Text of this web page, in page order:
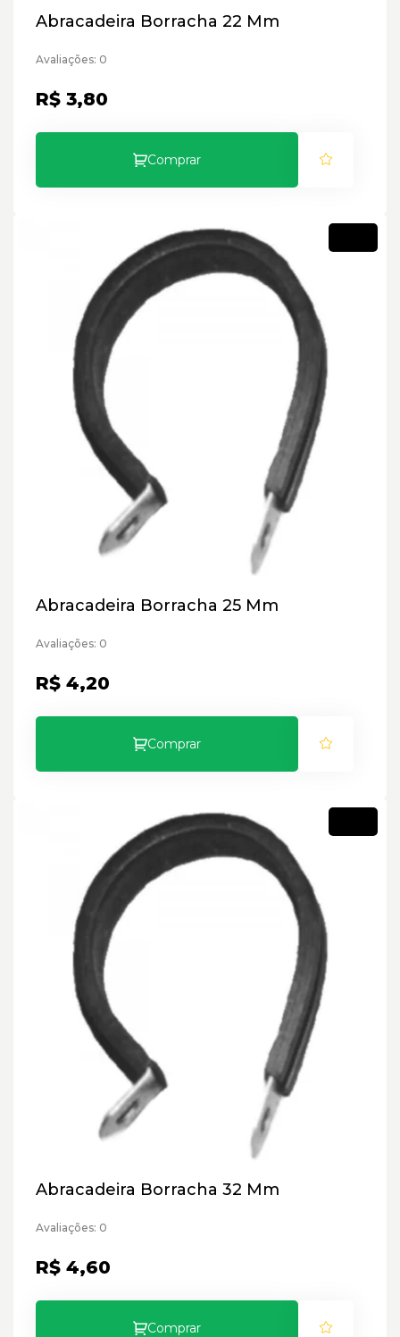
Abracadeira Borracha 22 Mm
Avaliações: 0
R$ 3,80
Comprar
Abracadeira Borracha 25 Mm
Avaliações: 0
R$ 4,20
Comprar
Abracadeira Borracha 32 Mm
Avaliações: 0
R$ 4,60
Comprar